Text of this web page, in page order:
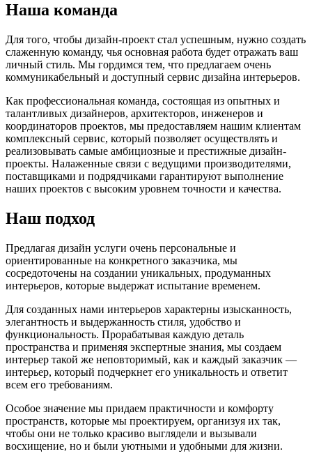
Наша команда
Для того, чтобы дизайн-проект стал успешным, нужно создать
слаженную команду, чья основная работа будет отражать ваш
личный стиль. Мы гордимся тем, что предлагаем очень
коммуникабельный и доступный сервис дизайна интерьеров.
Как профессиональная команда, состоящая из опытных и
талантливых дизайнеров, архитекторов, инженеров и
координаторов проектов, мы предоставляем нашим клиентам
комплексный сервис, который позволяет осуществлять и
реализовывать самые амбициозные и престижные дизайн-
проекты. Налаженные связи с ведущими производителями,
поставщиками и подрядчиками гарантируют выполнение
наших проектов с высоким уровнем точности и качества.
Наш подход
Предлагая дизайн услуги очень персональные и
ориентированные на конкретного заказчика, мы
сосредоточены на создании уникальных, продуманных
интерьеров, которые выдержат испытание временем.
Для созданных нами интерьеров характерны изысканность,
элегантность и выдержанность стиля, удобство и
функциональность. Прорабатывая каждую деталь
пространства и применяя экспертные знания, мы создаем
интерьер такой же неповторимый, как и каждый заказчик —
интерьер, который подчеркнет его уникальность и ответит
всем его требованиям.
Особое значение мы придаем практичности и комфорту
пространств, которые мы проектируем, организуя их так,
чтобы они не только красиво выглядели и вызывали
восхищение, но и были уютными и удобными для жизни.